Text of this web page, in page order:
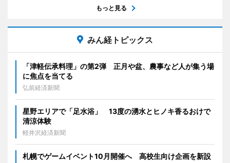
もっと見る
みん経トピックス
「津軽伝承料理」の第2弾 正月や盆、農事など人が集う場
に焦点を当てる
弘前経済新聞
星野エリアで「足水浴」 13度の湧水とヒノキ香るおけで
清涼体験
軽井沢経済新聞
札幌でゲームイベント10月開催へ 高校生向け企画を新設